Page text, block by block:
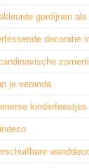
gordijnen
decoratie
je veranda